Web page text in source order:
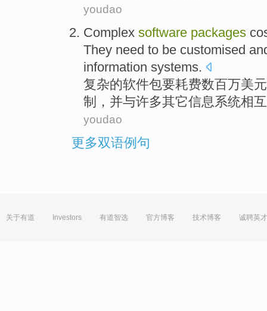
youdao
Complex software packages
They need to be customised
information systems.
复杂的软件包要耗费数百万美元
制， 并与许多其它信息系统相互
youdao
更多双语例句
关于有道 Investors 有道智选 官方博客 技术博客 诚聘英才